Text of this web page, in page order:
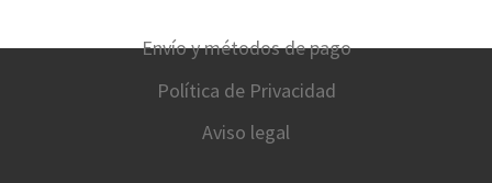
Envío y métodos de pago
Política de Privacidad
Aviso legal